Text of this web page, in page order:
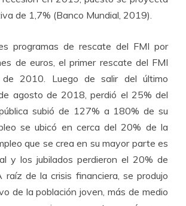
de 1,7% (Banco Mundial, 2019).
programas de rescate del FMI por
de euros, el primer rescate del FMI
2010. Luego de salir del último
agosto de 2018, perdió el 25% del
subió de 127% a 180% de su
se ubicó en cerca del 20% de la
que se crea en su mayor parte es
y los jubilados perdieron el 20% de
raíz de la crisis financiera, se produjo
de la población joven, más de medio